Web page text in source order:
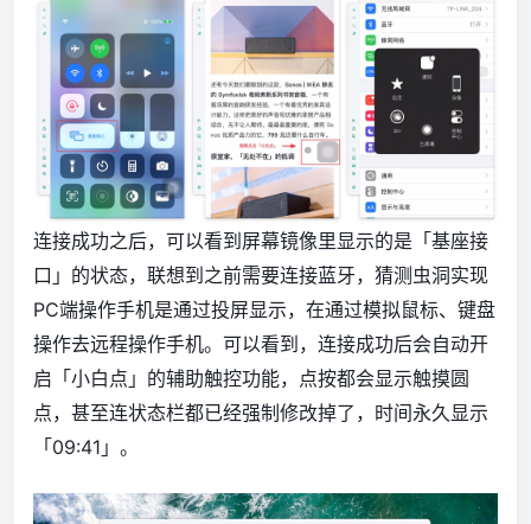
连接成功之后，可以看到屏幕镜像里显示的是「基座接
口」的状态，联想到之前需要连接蓝牙，猜测虫洞实现
PC端操作手机是通过投屏显示，在通过模拟鼠标、键盘
操作去远程操作手机。可以看到，连接成功后会自动开
启「小白点」的辅助触控功能，点按都会显示触摸圆
点，甚至连状态栏都已经强制修改掉了，时间永久显示
「09:41」。